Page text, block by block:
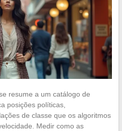
resume a um catálogo de
posições políticas,
de classe que os algoritmos
Medir como as